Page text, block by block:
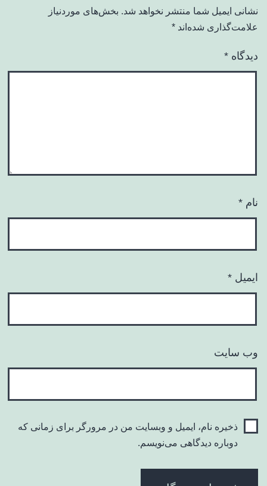
نشانی ایمیل شما منتشر نخواهد شد. بخش‌های موردنیاز
علامت‌گذاری شده‌اند *
دیدگاه *
نام *
ایمیل *
وب‌ سایت
ذخیره نام، ایمیل و وبسایت من در مرورگر برای زمانی که
دوباره دیدگاهی می‌نویسم.